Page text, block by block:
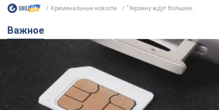
Украинцы массово переносят свои мобильные
номера на одного и того же оператора: на
какой чаще всего переходят
Мобильные тарифы достигли критического предела